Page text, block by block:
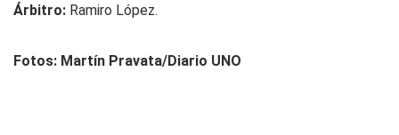
Árbitro: Ramiro López.
Fotos: Martín Pravata/Diario UNO